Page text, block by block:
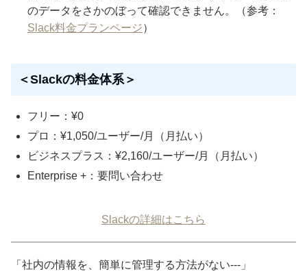
のデータをさかのぼって確認できません。（参考：
Slack料金プランページ）
＜Slackの料金体系＞
フリー：¥0
プロ：¥1,050/ユーザー/月（月払い）
ビジネスプラス：¥2,160/ユーザー/月（月払い）
Enterprise +：要問い合わせ
Slackの詳細はこちら
「社内の情報を、簡単に管理する方法がない---」